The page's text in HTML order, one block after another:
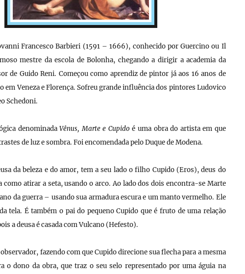
Francesco Barbieri (1591 – 1666), conhecido por Guercino ou Il
mestre da escola de Bolonha, chegando a dirigir a academia da
de Guido Reni. Começou como aprendiz de pintor já aos 16 anos de
em Veneza e Florença. Sofreu grande influência dos pintores Ludovico
Schedoni.
denominadaVênus, Marte e Cupido é uma obra do artista em que
de luz e sombra. Foi encomendada pelo Duque de Modena.
da beleza e do amor, tem a seu lado o filho Cupido (Eros), deus do
como atirar a seta, usando o arco. Ao lado dos dois encontra-se Marte
da guerra – usando sua armadura escura e um manto vermelho. Ele
tela. É também o pai do pequeno Cupido que é fruto de uma relação
a deusa é casada com Vulcano (Hefesto).
fazendo com que Cupido direcione sua flecha para a mesma
o dono da obra, que traz o seu selo representado por uma águia na